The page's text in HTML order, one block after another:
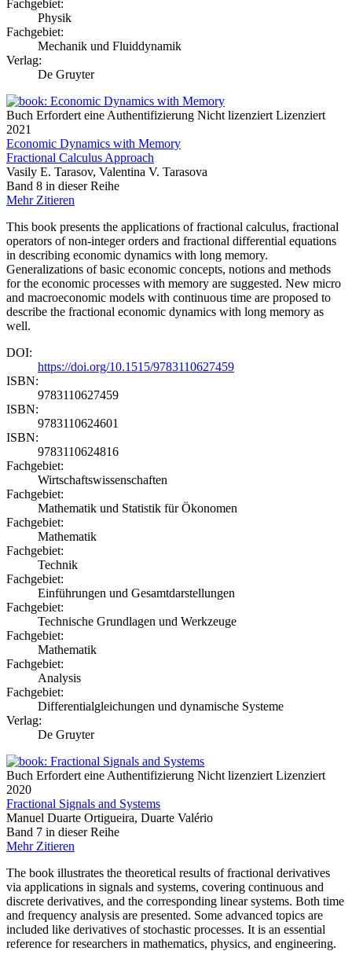
Fachgebiet:
Physik
Fachgebiet:
Mechanik und Fluiddynamik
Verlag:
De Gruyter
Buch Erfordert eine Authentifizierung Nicht lizenziert Lizenziert
2021
Economic Dynamics with Memory
Fractional Calculus Approach
Vasily E. Tarasov, Valentina V. Tarasova
Band 8 in dieser Reihe
Mehr Zitieren
This book presents the applications of fractional calculus, fractional
operators of non-integer orders and fractional differential equations
in describing economic dynamics with long memory.
Generalizations of basic economic concepts, notions and methods
for the economic processes with memory are suggested. New micro
and macroeconomic models with continuous time are proposed to
describe the fractional economic dynamics with long memory as
well.
DOI:
https://doi.org/10.1515/9783110627459
ISBN:
9783110627459
ISBN:
9783110624601
ISBN:
9783110624816
Fachgebiet:
Wirtschaftswissenschaften
Fachgebiet:
Mathematik und Statistik für Ökonomen
Fachgebiet:
Mathematik
Fachgebiet:
Technik
Fachgebiet:
Einführungen und Gesamtdarstellungen
Fachgebiet:
Technische Grundlagen und Werkzeuge
Fachgebiet:
Mathematik
Fachgebiet:
Analysis
Fachgebiet:
Differentialgleichungen und dynamische Systeme
Verlag:
De Gruyter
Buch Erfordert eine Authentifizierung Nicht lizenziert Lizenziert
2020
Fractional Signals and Systems
Manuel Duarte Ortigueira, Duarte Valério
Band 7 in dieser Reihe
Mehr Zitieren
The book illustrates the theoretical results of fractional derivatives
via applications in signals and systems, covering continuous and
discrete derivatives, and the corresponding linear systems. Both time
and frequency analysis are presented. Some advanced topics are
included like derivatives of stochastic processes. It is an essential
reference for researchers in mathematics, physics, and engineering.